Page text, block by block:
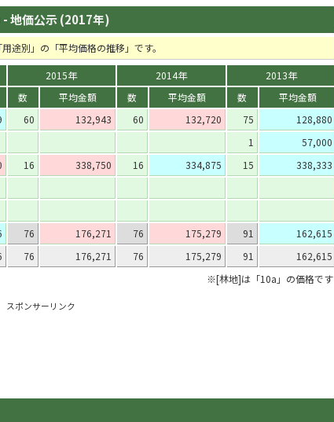
- 地価公示 (2017年)
途別」の「平均価格の推移」です。
2015年 2014年
2013年
数 平均金額 数 平均金額 数
平均金額
60 132,943 60 132,720 75
128,880
1
57,000
16 338,750 16 334,875 15
338,333
76 176,271 76 175,279 91
162,615
76 176,271 76 175,279 91
162,615
※[林地]は「10a」の価格です
スポンサーリンク